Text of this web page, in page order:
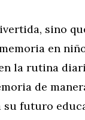
sino
en
la rutina
de
su futuro